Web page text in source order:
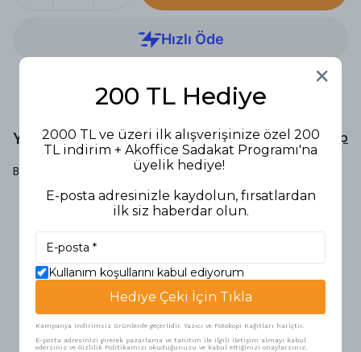
Yorumlar Yorum Yap
Bu ürün için henüz yorum yapılmamış.
200 TL Hediye
2000 TL ve üzeri ilk alışverişinize özel 200
TL indirim + Akoffice Sadakat Programı'na
üyelik hediye!
E-posta adresinizle kaydolun, fırsatlardan
ilk siz haberdar olun.
Kullanım koşullarını kabul ediyorum
Hediye Çeki İçin Tıkla
Kampanya indirimsiz ürünlerde geçerlidir. Yazıcı ve Fotokopi Kağıtları hariçtir.
E-posta adresinizi girerek pazarlama ve tanıtım ile ilgili iletişim almayı kabul
edersiniz ve Gizlilik Politikamızı okuduğunuzu ve kabul ettiğinizi onaylarsınız.